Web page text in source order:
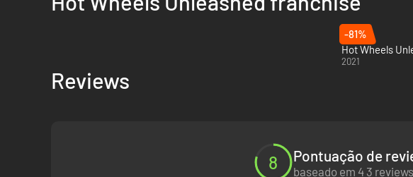
Wheels Monster Trucks e veículos do mundo do entretenimento. Agora você
Seja o quintal de uma casa no subúrbio ou um campo de minigolfe em uma vila
-81%
Hot Wheels
2021
Reviews
8 Pontuação de
baseado em 4 3